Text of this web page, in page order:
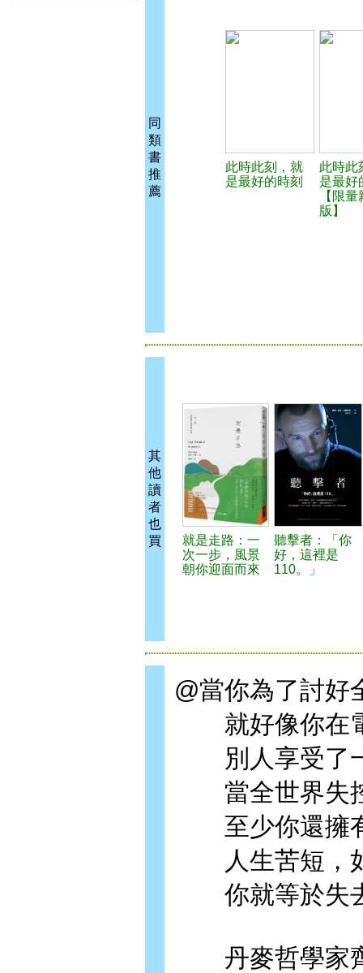
同
類
書
推
薦
此時此刻，就
是最好的時刻
此時此
是最好
【限
版】
其
他
讀
者
也
買
就是走路：一
次一步，風景
朝你迎面而來
聽擊者：「你
好，這裡是
110。」
@當你為了討好
就好像你在電
別人享受了一
當全世界失
至少你還擁有
人生苦短，
你就等於失
丹麥哲學家齊